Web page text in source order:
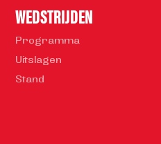
WEDSTRIJDEN
Programma
Uitslagen
Stand